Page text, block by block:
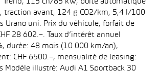
Trend, 115 ch/85 kW, boîte automatique
traction avant, 124 g CO2/km, 5,4 l/100
Urano uni. Prix du véhicule, forfait de
28 602.–. Taux d’intérêt annuel
durée: 48 mois (10 000 km/an),
CHF 6500.–, mensualité de leasing:
Modèle illustré: Audi A1 Sportback 30